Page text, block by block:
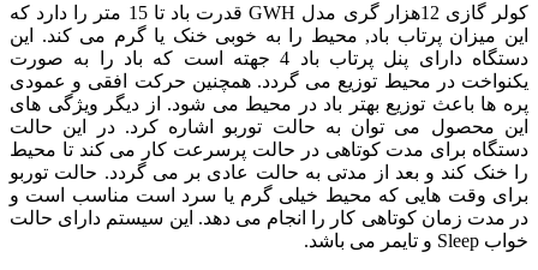
کولر گازی 12هزار گری مدل GWH قدرت باد تا 15 متر را دارد که
این میزان پرتاب باد, محیط را به خوبی خنک یا گرم می کند. این
دستگاه دارای پنل پرتاب باد 4 جهته است که باد را به صورت
یکنواخت در محیط توزیع می گردد. همچنین حرکت افقی و عمودی
پره ها باعث توزیع بهتر باد در محیط می شود. از دیگر ویژگی های
این محصول می توان به حالت توربو اشاره کرد. در این حالت
دستگاه برای مدت کوتاهی در حالت پرسرعت کار می کند تا محیط
را خنک کند و بعد از مدتی به حالت عادی بر می گردد. حالت توربو
برای وقت هایی که محیط خیلی گرم یا سرد است مناسب است و
در مدت زمان کوتاهی کار را انجام می دهد. این سیستم دارای حالت
خواب Sleep و تایمر می باشد.